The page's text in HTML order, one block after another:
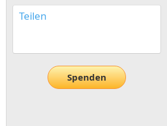
Teilen
Spenden